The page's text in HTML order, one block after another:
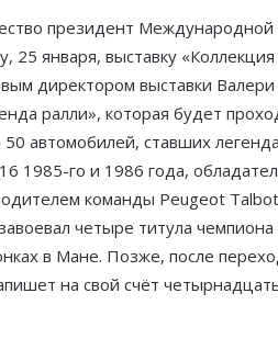
президент
25 января, выставку
директором выставки
ралли», которая будет
автомобилей, ставших
1985-го и 1986 года,
команды Peugeot
четыре титула
в Мане. Позже, после
на свой счёт